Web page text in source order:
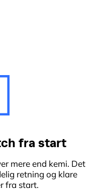
fra start
mere end kemi. Det
retning og klare
fra start.